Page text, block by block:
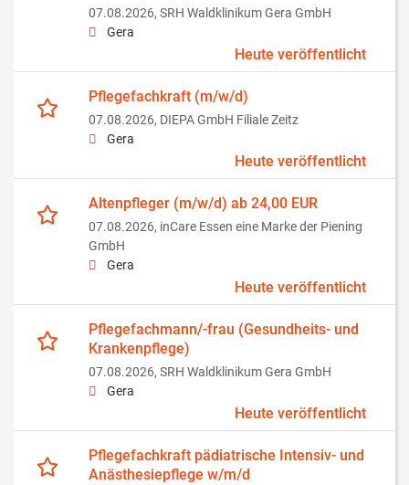
07.08.2026, SRH Waldklinikum Gera GmbH
Gera
Heute veröffentlicht
Pflegefachkraft (m/w/d)
07.08.2026, DIEPA GmbH Filiale Zeitz
Gera
Heute veröffentlicht
Altenpfleger (m/w/d) ab 24,00 EUR
07.08.2026, inCare Essen eine Marke der Piening
GmbH
Gera
Heute veröffentlicht
Pflegefachmann/-frau (Gesundheits- und
Krankenpflege)
07.08.2026, SRH Waldklinikum Gera GmbH
Gera
Heute veröffentlicht
Pflegefachkraft pädiatrische Intensiv- und
Anästhesiepflege w/m/d